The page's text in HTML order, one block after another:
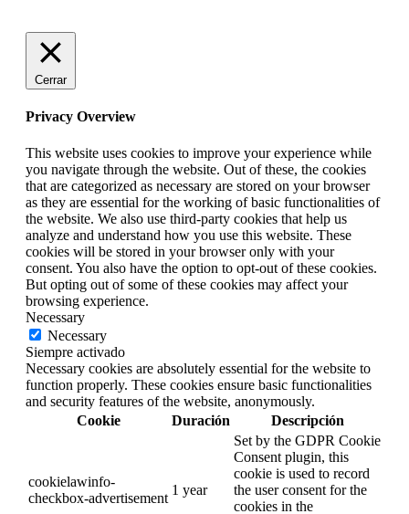
Cerrar
Privacy Overview
This website uses cookies to improve your experience while
you navigate through the website. Out of these, the cookies
that are categorized as necessary are stored on your browser
as they are essential for the working of basic functionalities of
the website. We also use third-party cookies that help us
analyze and understand how you use this website. These
cookies will be stored in your browser only with your
consent. You also have the option to opt-out of these cookies.
But opting out of some of these cookies may affect your
browsing experience.
Necessary
Necessary
Siempre activado
Necessary cookies are absolutely essential for the website to
function properly. These cookies ensure basic functionalities
and security features of the website, anonymously.
Cookie
Duración Descripción
cookielawinfo-
checkbox-advertisement
1 year
Set by the GDPR Cookie
Consent plugin, this
cookie is used to record
the user consent for the
cookies in the